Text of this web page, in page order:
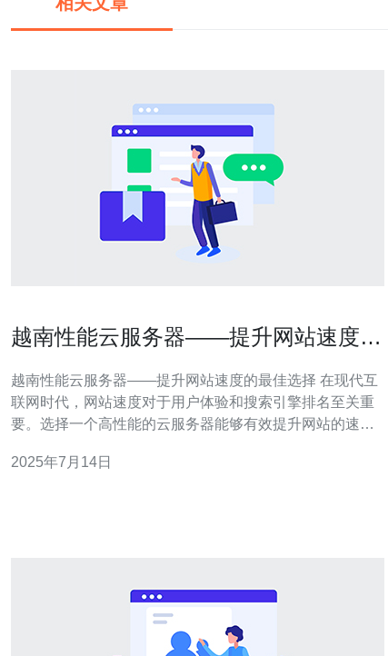
越南性能云服务器——提升网站速度的
越南性能云服务器——提升网站速度的最佳选择 在现代互
联网时代，网站速度对于用户体验和搜索引擎排名至关重
要。选择一个高性能的云服务器能够有效提升网站的速度
的首选。 越南性能云服务器在性能和价格上都有着明显的
2025年7月14日